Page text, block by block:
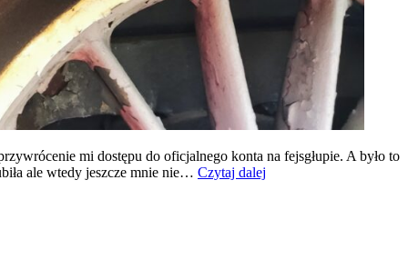
mi dostępu do oficjalnego konta na fejsgłupie. A było to
ale wtedy jeszcze mnie nie… Czytaj dalej